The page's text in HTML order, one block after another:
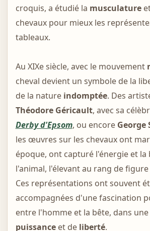
croquis, a étudié la musculature
chevaux pour mieux les
tableaux.
Au XIXe siècle, avec le mouvement
cheval devient un symbole de la
de la nature indomptée. Des
Théodore Géricault, avec sa
Derby d'Epsom, ou encore George
les œuvres sur les chevaux ont
époque, ont capturé l'énergie et la
l'animal, l'élevant au rang de figure
Ces représentations ont souvent
accompagnées d'une fascination
entre l'homme et la bête, dans
puissanceet de liberté.